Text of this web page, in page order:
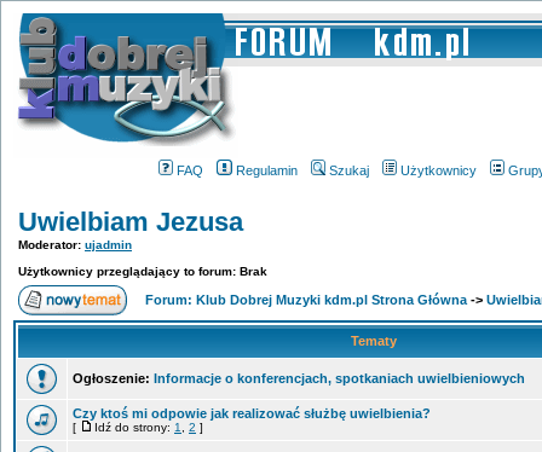
FAQ Regulamin Szukaj Użytkownicy
Uwielbiam Jezusa
Moderator: ujadmin
Użytkownicy przeglądający to forum: Brak
Forum: Klub Dobrej Muzyki kdm.pl Strona Główna ->
Tematy
Ogłoszenie: Informacje o konferencjach, spotkaniach uwielbieniowych
Czy ktoś mi odpowie jak realizować służbę uwielbienia?
[ Idź do strony: 1 2 ]